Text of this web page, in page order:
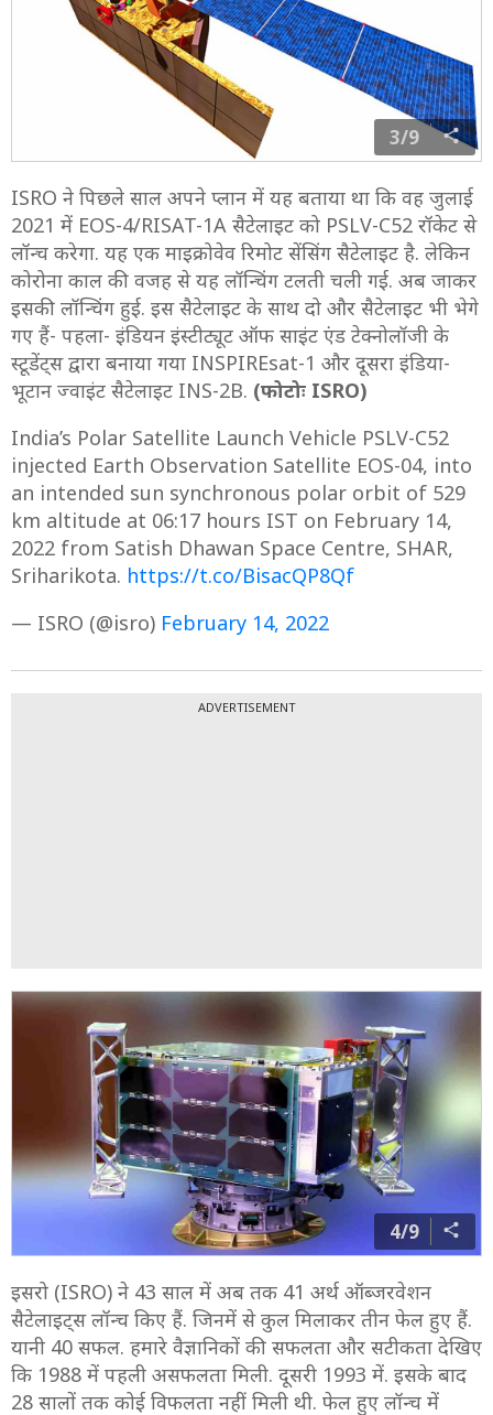
3/9
ISRO ने पिछले साल अपने प्लान में यह बताया था कि वह जुलाई
2021 में EOS-4/RISAT-1A सैटेलाइट को PSLV-C52 रॉकेट से
लॉन्च करेगा. यह एक माइक्रोवेव रिमोट सेंसिंग सैटेलाइट है. लेकिन
कोरोना काल की वजह से यह लॉन्चिंग टलती चली गई. अब जाकर
इसकी लॉन्चिंग हुई. इस सैटेलाइट के साथ दो और सैटेलाइट भी भेगे
गए हैं- पहला- इंडियन इंस्टीट्यूट ऑफ साइंट एंड टेक्नोलॉजी के
स्टूडेंट्स द्वारा बनाया गया INSPIREsat-1 और दूसरा इंडिया-
भूटान ज्वाइंट सैटेलाइट INS-2B. (फोटोः ISRO)
India’s Polar Satellite Launch Vehicle PSLV-C52
injected Earth Observation Satellite EOS-04, into
an intended sun synchronous polar orbit of 529
km altitude at 06:17 hours IST on February 14,
2022 from Satish Dhawan Space Centre, SHAR,
Sriharikota. https://t.co/BisacQP8Qf
— ISRO (@isro) February 14, 2022
ADVERTISEMENT
4/9
इसरो (ISRO) ने 43 साल में अब तक 41 अर्थ ऑब्जरवेशन
सैटेलाइट्स लॉन्च किए हैं. जिनमें से कुल मिलाकर तीन फेल हुए हैं.
यानी 40 सफल. हमारे वैज्ञानिकों की सफलता और सटीकता देखिए
कि 1988 में पहली असफलता मिली. दूसरी 1993 में. इसके बाद
28 सालों तक कोई विफलता नहीं मिली थी. फेल हुए लॉन्च में